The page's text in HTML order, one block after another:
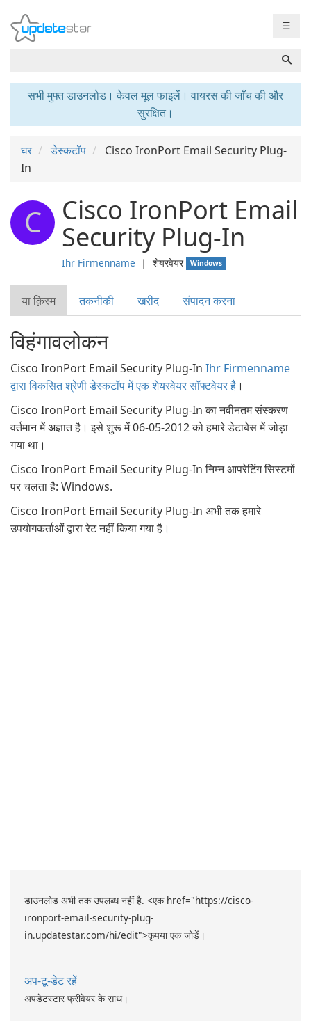
☰
सभी मुफ्त डाउनलोड। केवल मूल फाइलें। वायरस की जाँच की और
सुरक्षित।
घर डेस्कटॉप
Cisco IronPort Email Security Plug-
In
C Cisco IronPort Email
Security Plug-In
Ihr Firmenname ❘ शेयरवेयर Windows
या क़िस्‍म तकनीकी खरीद संपादन करना
विहंगावलोकन
Cisco IronPort Email Security Plug-In Ihr Firmenname
द्वारा विकसित श्रेणी डेस्कटॉप में एक शेयरवेयर सॉफ्टवेयर है ।
Cisco IronPort Email Security Plug-In का नवीनतम संस्करण
वर्तमान में अज्ञात है। इसे शुरू में 06-05-2012 को हमारे डेटाबेस में जोड़ा
गया था।
Cisco IronPort Email Security Plug-In निम्न आपरेटिंग सिस्टमों
पर चलता है: Windows.
Cisco IronPort Email Security Plug-In अभी तक हमारे
उपयोगकर्ताओं द्वारा रेट नहीं किया गया है।
डाउनलोड अभी तक उपलब्ध नहीं है. <एक href="https://cisco-
ironport-email-security-plug-
in.updatestar.com/hi/edit">कृपया एक जोड़ें।
अप-टू-डेट रहें
अपडेटस्टार फ्रीवेयर के साथ।